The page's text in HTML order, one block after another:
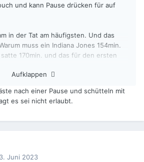
und kann Pause drücken für auf
in der Tat am häufigsten. Und das
muss ein Indiana Jones 154min.
170min. und das für den ersten
Aufklappen
nach einer Pause und schütteln mit
es sei nicht erlaubt.
Juni 2023